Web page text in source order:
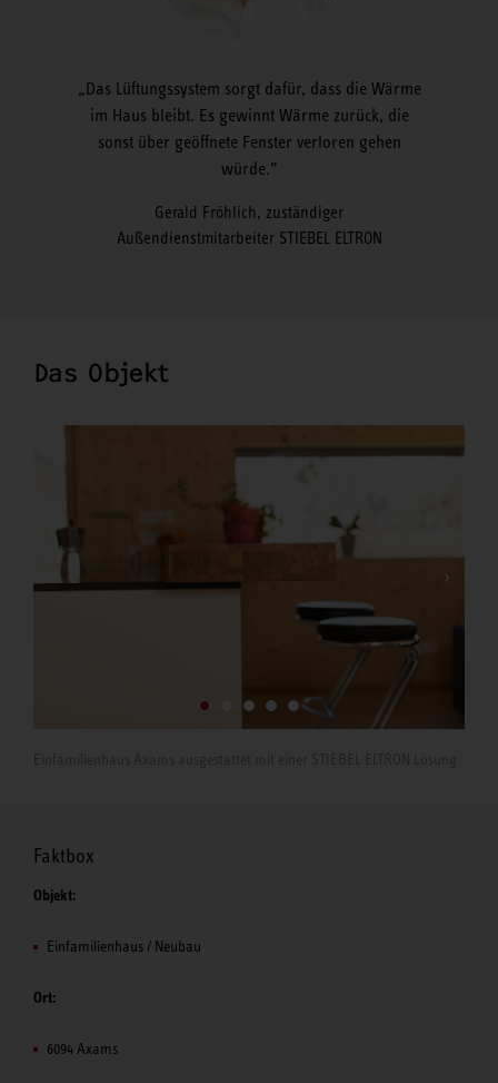
Das Lüftungssystem sorgt dafür, dass die Wärme
im Haus bleibt. Es gewinnt Wärme zurück, die
sonst über geöffnete Fenster verloren gehen
würde.
Gerald Fröhlich, zuständiger
Außendienstmitarbeiter STIEBEL ELTRON
Das Objekt
Faktbox
Objekt:
Einfamilienhaus / Neubau
Ort:
6094 Axams